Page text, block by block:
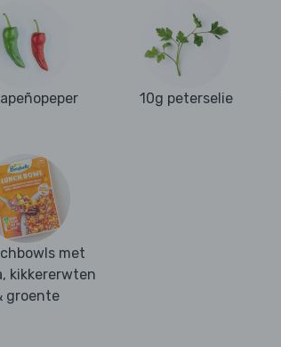
10g peterselie
met
kikkererwten
groente